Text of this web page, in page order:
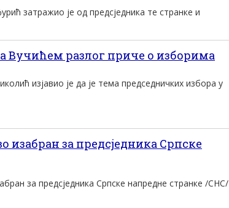
затражио је од предсjедника те странке и
Вучићем разлог приче о изборима
изjавио jе да jе тема председничких избора у
за предсједника Српске
за предсједника Српске напредне странке /СНС/